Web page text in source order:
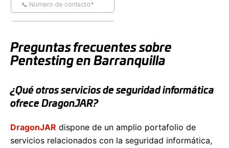
Preguntas frecuentes sobre
Pentesting en Barranquilla
¿Qué otros servicios de seguridad informática
ofrece DragonJAR?
DragonJAR dispone de un amplio portafolio de
servicios relacionados con la seguridad informática,